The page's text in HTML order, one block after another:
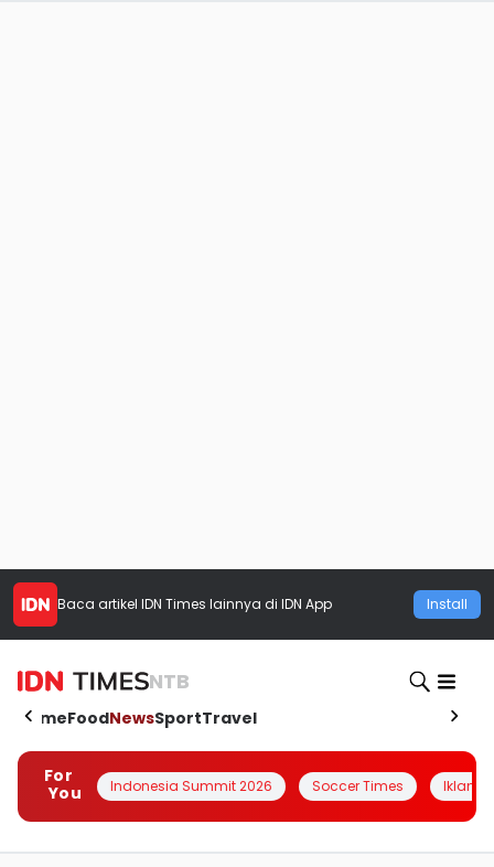
Baca artikel IDN Times lainnya di IDN App Install
NTB
HomeFoodNewsSportTravel
For
You
Indonesia Summit 2026 Soccer Times Iklanin